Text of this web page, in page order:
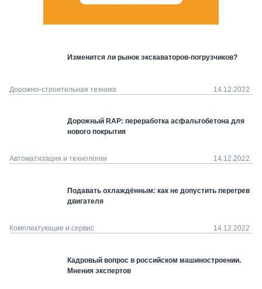
Изменится ли рынок экскаваторов-погрузчиков?
Дорожно-строительная техника 14.12.2022
Дорожный RAP: переработка асфальтобетона для
нового покрытия
Автоматизация и технологии 14.12.2022
Подавать охлаждённым: как не допустить перегрев
двигателя
Комплектующие и сервис 14.12.2022
Кадровый вопрос в российском машиностроении.
Мнения экспертов